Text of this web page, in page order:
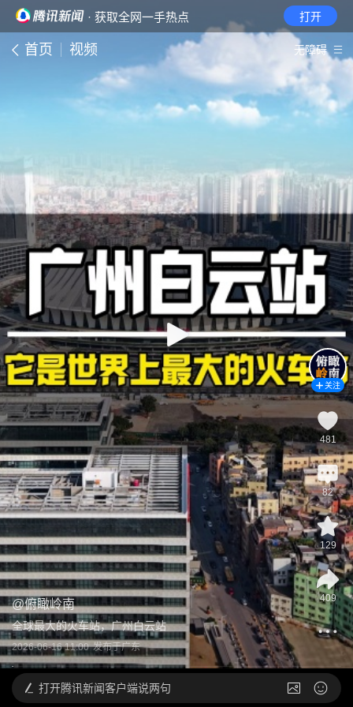
· 获取全网一手热点 打开
首页 视频 无障碍
@俯瞰岭南
全球最大的火车站，广州白云站
2026-06-16 11:00 发布于广东
关注
481
82
129
409
打开腾讯新闻客户端说两句